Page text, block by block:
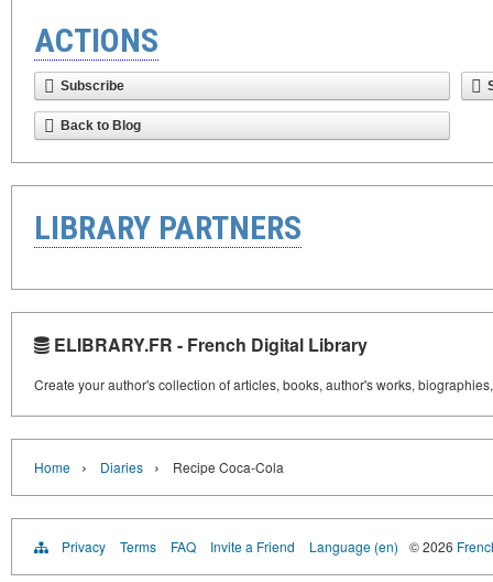
ACTIONS
Subscribe
Back to Blog
LIBRARY PARTNERS
ELIBRARY.FR - French Digital Library
Create your author's collection of articles, books, author's works,
Home › Diaries › Recipe Coca-Cola
Privacy Terms FAQ Invite a Friend Language (en) © 2026